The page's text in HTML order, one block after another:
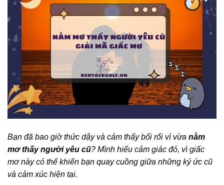
Bạn đã bao giờ thức dậy và cảm thấy bối rối vì vừa nằm
mơ thấy người yêu cũ? Mình hiểu cảm giác đó, vì giấc
mơ này có thể khiến bạn quay cuồng giữa những ký ức cũ
và cảm xúc hiện tại.